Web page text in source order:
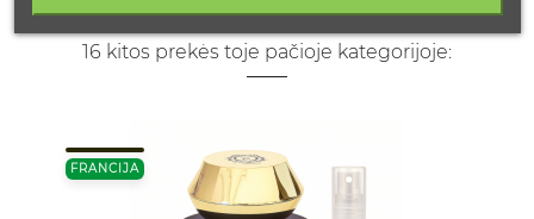
16 kitos prekės toje pačioje kategorijoje:
FRANCIJA